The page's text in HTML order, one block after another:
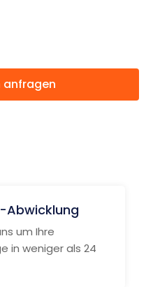
anfragen
Abwicklung
um Ihre
in weniger als 24